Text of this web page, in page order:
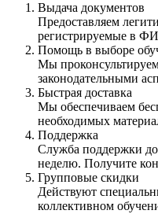
Выдача документов
Предоставляем
регистрируемые в
Помощь в выборе
Мы
законодательными
Быстрая доставка
Мы обеспечиваем
необходимых
Поддержка
Служба поддержки
неделю. Получите
Групповые скидки
Действуют
коллективном